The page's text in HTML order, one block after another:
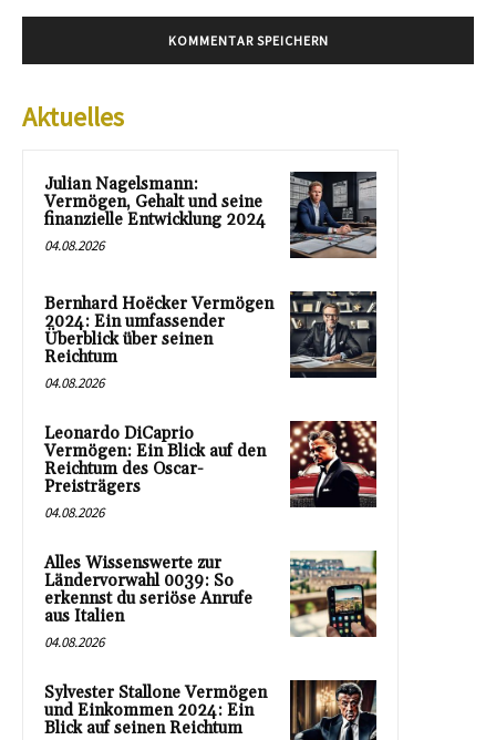
Aktuelles
Julian Nagelsmann:
Vermögen, Gehalt und seine
finanzielle Entwicklung 2024
04.08.2026
Bernhard Hoëcker Vermögen
2024: Ein umfassender
Überblick über seinen
Reichtum
04.08.2026
Leonardo DiCaprio
Vermögen: Ein Blick auf den
Reichtum des Oscar-
Preisträgers
04.08.2026
Alles Wissenswerte zur
Ländervorwahl 0039: So
erkennst du seriöse Anrufe
aus Italien
04.08.2026
Sylvester Stallone Vermögen
und Einkommen 2024: Ein
Blick auf seinen Reichtum